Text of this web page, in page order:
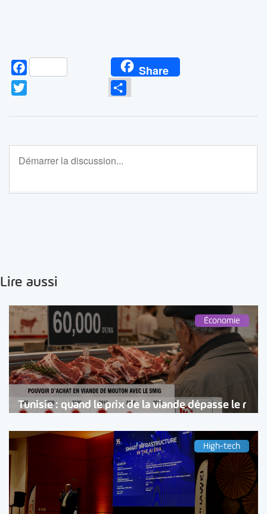
Facebook Share
Partager
Lire aussi
Économie
Tunisie : quand le prix de la viande dépasse le r
High-tech